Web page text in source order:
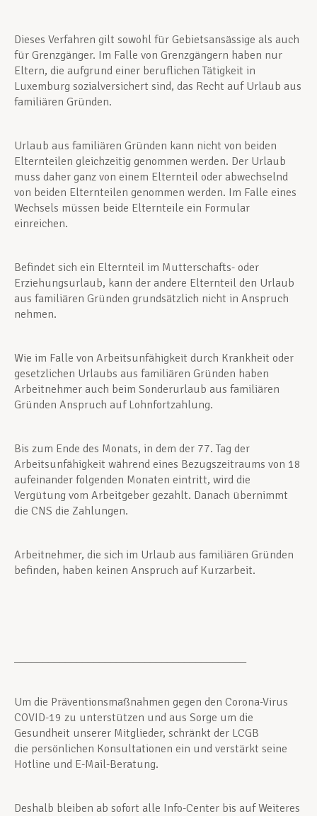
Dieses Verfahren gilt sowohl für Gebietsansässige als auch
für Grenzgänger. Im Falle von Grenzgängern haben nur
Eltern, die aufgrund einer beruflichen Tätigkeit in
Luxemburg sozialversichert sind, das Recht auf Urlaub aus
familiären Gründen.
Urlaub aus familiären Gründen kann nicht von beiden
Elternteilen gleichzeitig genommen werden. Der Urlaub
muss daher ganz von einem Elternteil oder abwechselnd
von beiden Elternteilen genommen werden. Im Falle eines
Wechsels müssen beide Elternteile ein Formular
einreichen.
Befindet sich ein Elternteil im Mutterschafts- oder
Erziehungsurlaub, kann der andere Elternteil den Urlaub
aus familiären Gründen grundsätzlich nicht in Anspruch
nehmen.
Wie im Falle von Arbeitsunfähigkeit durch Krankheit oder
gesetzlichen Urlaubs aus familiären Gründen haben
Arbeitnehmer auch beim Sonderurlaub aus familiären
Gründen Anspruch auf Lohnfortzahlung.
Bis zum Ende des Monats, in dem der 77. Tag der
Arbeitsunfähigkeit während eines Bezugszeitraums von 18
aufeinander folgenden Monaten eintritt, wird die
Vergütung vom Arbeitgeber gezahlt. Danach übernimmt
die CNS die Zahlungen.
Arbeitnehmer, die sich im Urlaub aus familiären Gründen
befinden, haben keinen Anspruch auf Kurzarbeit.
Um die Präventionsmaßnahmen gegen den Corona-Virus
COVID-19 zu unterstützen und aus Sorge um die
Gesundheit unserer Mitglieder, schränkt der LCGB
die persönlichen Konsultationen ein und verstärkt seine
Hotline und E-Mail-Beratung.
Deshalb bleiben ab sofort alle Info-Center bis auf Weiteres